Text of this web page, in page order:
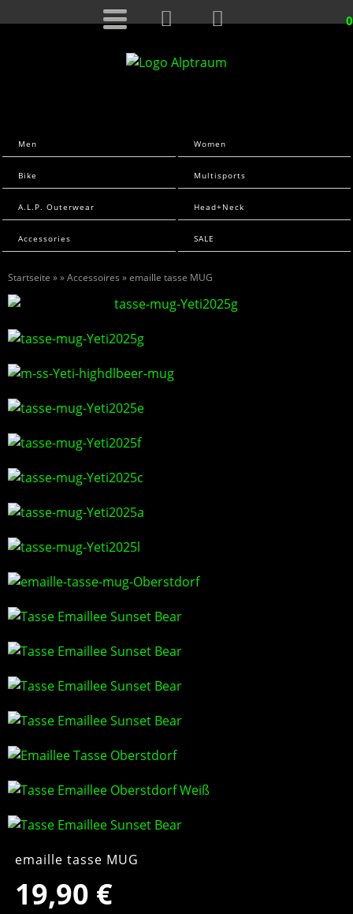
0
Men Women
Bike Multisports
A.L.P. Outerwear Head+Neck
Accessories SALE
Startseite »»Accessoires » emaille tasse MUG
emaille tasse MUG
19,90 €